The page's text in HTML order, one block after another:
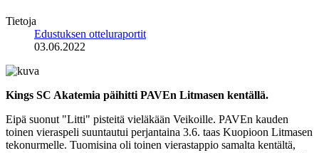
Tietoja
Edustuksen otteluraportit
03.06.2022
Kings SC Akatemia päihitti PAVEn Litmasen kentällä.
Eipä suonut "Litti" pisteitä vieläkään Veikoille. PAVEn kauden
toinen vieraspeli suuntautui perjantaina 3.6. taas Kuopioon Litmasen
tekonurmelle. Tuomisina oli toinen vierastappio samalta kentältä,